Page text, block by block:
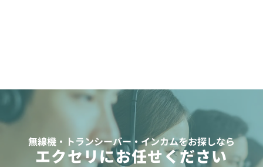
無線機・トランシーバー・インカムをお探しなら
エクセリにお任せください